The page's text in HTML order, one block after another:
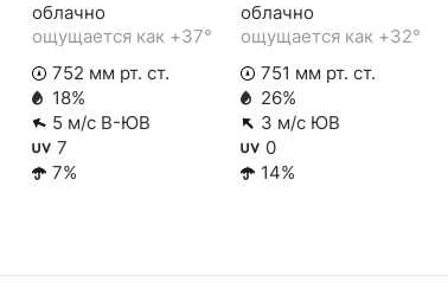
облачно
ощущается как +37°
752 мм рт. ст.
18%
5 м/с В-ЮВ
7
7%
облачно
ощущается как +32°
751 мм рт. ст.
26%
3 м/с ЮВ
0
14%